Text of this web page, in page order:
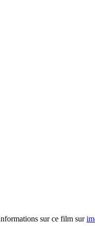
sur ce film sur